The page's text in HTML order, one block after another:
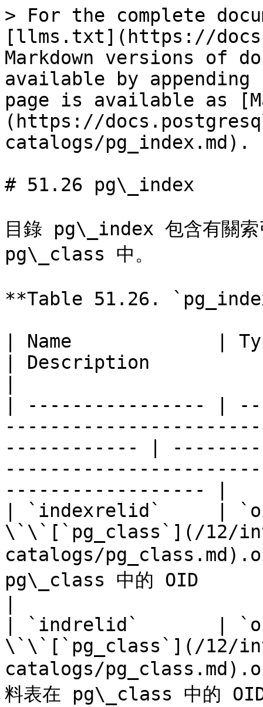
> For the complete
[llms.txt](https://
Markdown versions of
available by
page is available as
(https://
catalogs/pg_index.md).
# 51.26 pg\_index
目錄 pg\_index 包含有關索
pg\_class 中。
**Table 51.26.
| Name             |
| Description
| ---------------- |
------------ |
------------------ |
| `indexrelid`     |
\`\`[`pg_class`](/12/
catalogs/
pg\_class 中的 OID
| `indrelid`       |
\`\`[`pg_class`](/12/
catalogs/
料表在 pg\_class 中的